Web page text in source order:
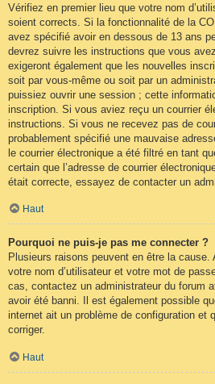
Vérifiez en premier lieu que votre nom
soient corrects. Si la fonctionnalité de la
avez spécifié avoir en dessous de 13 ans
devrez suivre les instructions que vous
exigeront également que les nouvelles
soit par vous-même ou soit par un
puissiez ouvrir une session ; cette
inscription. Si vous aviez reçu un courrier
instructions. Si vous ne recevez pas de
probablement spécifié une mauvaise
le courrier électronique a été filtré en tant
certain que l’adresse de courrier
était correcte, essayez de contacter un
Haut
Pourquoi ne puis-je pas me connecter ?
Plusieurs raisons peuvent en être la
votre nom d’utilisateur et votre mot de
cas, contactez un administrateur du forum
avoir été banni. Il est également possible
internet ait un problème de configuration et
corriger.
Haut